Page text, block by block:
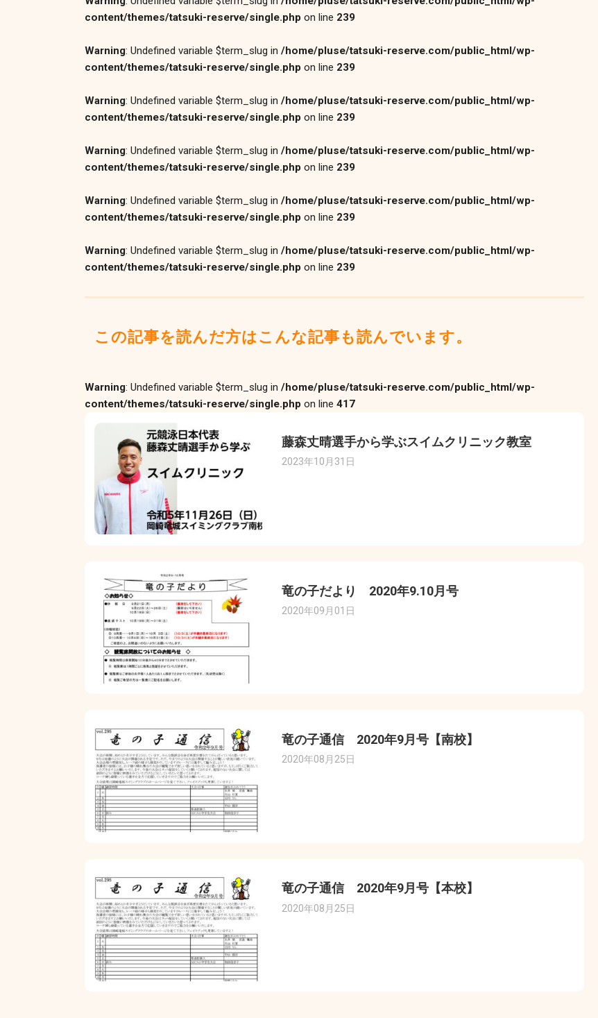
content/themes/tatsuki-reserve/single.php on line 239
Warning: Undefined variable $term_slug in /home/pluse/tatsuki-reserve.com/public_html/wp-
content/themes/tatsuki-reserve/single.php on line 239
Warning: Undefined variable $term_slug in /home/pluse/tatsuki-reserve.com/public_html/wp-
content/themes/tatsuki-reserve/single.php on line 239
Warning: Undefined variable $term_slug in /home/pluse/tatsuki-reserve.com/public_html/wp-
content/themes/tatsuki-reserve/single.php on line 239
Warning: Undefined variable $term_slug in /home/pluse/tatsuki-reserve.com/public_html/wp-
content/themes/tatsuki-reserve/single.php on line 239
Warning: Undefined variable $term_slug in /home/pluse/tatsuki-reserve.com/public_html/wp-
content/themes/tatsuki-reserve/single.php on line 239
この記事を読んだ方はこんな記事も読んでいます。
Warning: Undefined variable $term_slug in /home/pluse/tatsuki-reserve.com/public_html/wp-
content/themes/tatsuki-reserve/single.php on line 417
藤森丈晴選手から学ぶスイムクリニック教室
2023年10月31日
竜の子だより 2020年9.10月号
2020年09月01日
竜の子通信 2020年9月号【南校】
2020年08月25日
竜の子通信 2020年9月号【本校】
2020年08月25日